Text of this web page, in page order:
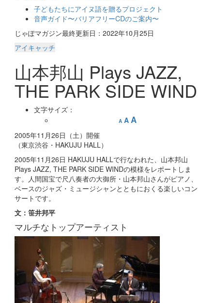
子どもたちにアイヌ語を贈るプロジェクト
音声ガイド〜バリアフリーCDのご案内〜
じゃぽマガジン最終更新日：2022年10月25日
アイキャッチ
山本邦山 Plays JAZZ,
THE PARK SIDE WIND
文字サイズ：
A A A
2005年11月26日（土）開催
（東京渋谷・HAKUJU HALL）
2005年11月26日 HAKUJU HALLで行なわれた、山本邦山
Plays JAZZ, THE PARK SIDE WINDの模様をレポートしま
す。人間国宝で尺八奏者の大御所・山本邦山さんがピアノ、
ベースのジャズ・ミュージシャンとともにおくる楽しいコン
サートです。
文：笹井邦平
マルチなトップアーティスト